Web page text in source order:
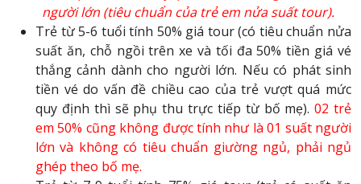
người lớn (tiêu chuẩn của trẻ em nửa suất tour).
Trẻ từ 5-6 tuổi tính 50% giá tour (có tiêu chuẩn nửa
suất ăn, chỗ ngồi trên xe và tối đa 50% tiền giá vé
thắng cảnh dành cho người lớn. Nếu có phát sinh
tiền vé do vấn đề chiều cao của trẻ vượt quá mức
quy định thì sẽ phụ thu trực tiếp từ bố mẹ).02 trẻ
em 50% cũng không được tính như là 01 suất người
lớn và không có tiêu chuẩn giường ngủ, phải ngủ
ghép theo bố mẹ.